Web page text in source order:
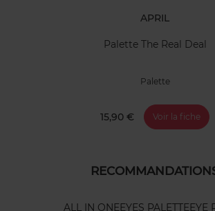
APRIL
Palette The Real Deal
Palette
15,90 € Voir la fiche
ALL IN ONEEYES PALETTEEYE